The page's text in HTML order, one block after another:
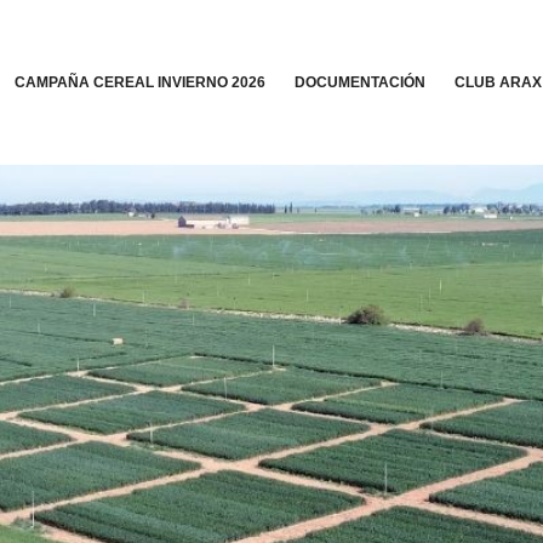
CAMPAÑA CEREAL INVIERNO 2026 DOCUMENTACIÓN CLUB ARAX